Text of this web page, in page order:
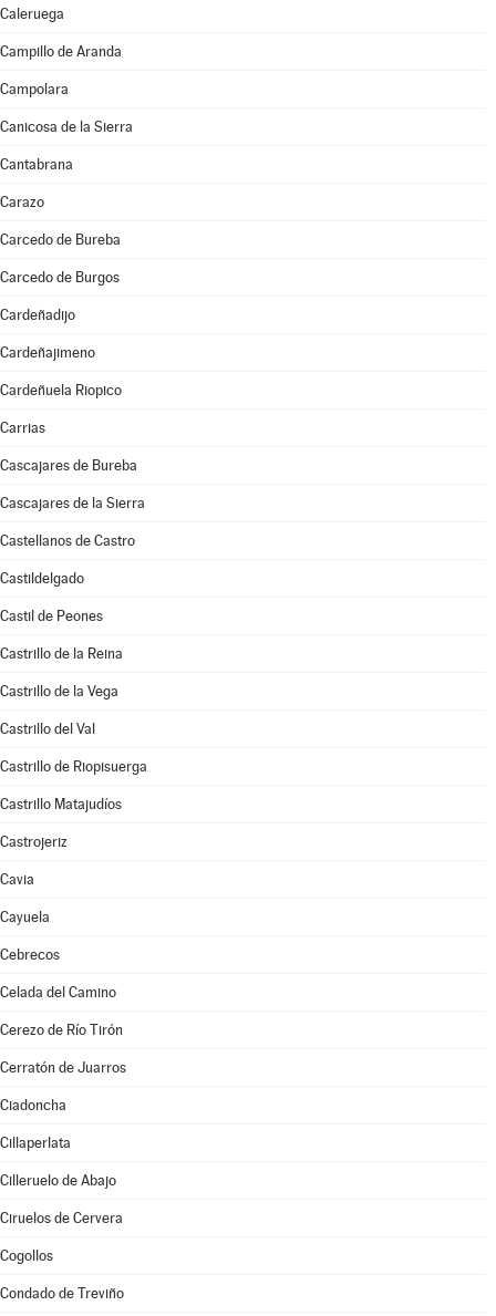
Caleruega
Campillo de Aranda
Campolara
Canicosa de la Sierra
Cantabrana
Carazo
Carcedo de Bureba
Carcedo de Burgos
Cardeñadijo
Cardeñajimeno
Cardeñuela Riopico
Carrias
Cascajares de Bureba
Cascajares de la Sierra
Castellanos de Castro
Castildelgado
Castil de Peones
Castrillo de la Reina
Castrillo de la Vega
Castrillo del Val
Castrillo de Riopisuerga
Castrillo Matajudíos
Castrojeriz
Cavia
Cayuela
Cebrecos
Celada del Camino
Cerezo de Río Tirón
Cerratón de Juarros
Ciadoncha
Cillaperlata
Cilleruelo de Abajo
Ciruelos de Cervera
Cogollos
Condado de Treviño